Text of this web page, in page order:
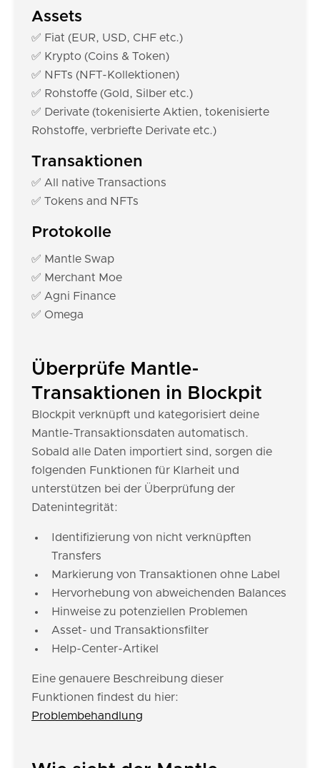
Assets
✅ Fiat (EUR, USD, CHF etc.)
✅ Krypto (Coins & Token)
✅ NFTs (NFT-Kollektionen)
✅ Rohstoffe (Gold, Silber etc.)
✅ Derivate (tokenisierte Aktien, tokenisierte
Rohstoffe, verbriefte Derivate etc.)
Transaktionen
✅ All native Transactions
✅ Tokens and NFTs
Protokolle
✅ Mantle Swap
✅ Merchant Moe
✅ Agni Finance
✅ Omega
Überprüfe Mantle-
Transaktionen in Blockpit
Blockpit verknüpft und kategorisiert deine
Mantle-Transaktionsdaten automatisch.
Sobald alle Daten importiert sind, sorgen die
folgenden Funktionen für Klarheit und
unterstützen bei der Überprüfung der
Datenintegrität:
Identifizierung von nicht verknüpften
Transfers
Markierung von Transaktionen ohne Label
Hervorhebung von abweichenden Balances
Hinweise zu potenziellen Problemen
Asset- und Transaktionsfilter
Help-Center-Artikel
Eine genauere Beschreibung dieser
Funktionen findest du hier:
Problembehandlung